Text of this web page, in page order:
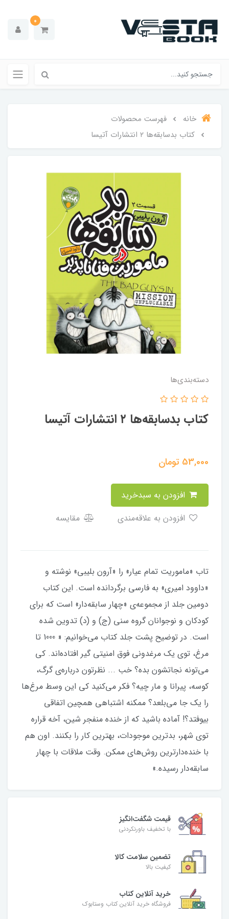
0
خانه
فهرست محصولات
کتاب بدسابقه‌ها ۲ انتشارات آتیسا
دسته‌بندی‌ها
کتاب بدسابقه‌ها ۲ انتشارات آتیسا
53,000 تومان
مقایسه
تاب «ماموریت تمام عیار» را «آرون بلیبی» نوشته و
«داوود امیری» به فارسی برگردانده است. این کتاب
دومین جلد از مجموعه‌ی «چهار سابقه‌دار» است که برای
کودکان و نوجوانان گروه سنی (ج) و (د) تدوین شده
است. در توضیح پشت جلد کتاب می‌خوانیم: « 1000 تا
مرغ، توی یک مرغدونی فوق امنیتی گیر افتاده‌اند. کی
می‌تونه نجاتشون بده؟ خب ... نظرتون درباره‌ی گرگ،
کوسه، پیرانا و مار چیه؟ فکر می‌کنید کی این وسط مرغ‌ها
را یک جا می‌بلعد؟ ممکنه اشتباهی همچین اتفاقی
بیوفتد؟! آماده باشید که از خنده منفجر شین، آخه قراره
توی شهر، بدترین موجودات، بهترین کار را بکنند. اون هم
با خنده‌دار‌ترین روش‌های ممکن. وقت ملاقات با چهار
سابقه‌دار رسیده.»
قیمت شگفت‌انگیز
با تخفیف باورنکردنی
تضمین سلامت کالا
کیفیت بالا
خرید آنلاین کتاب
فروشگاه خرید آنلاین کتاب وستابوک